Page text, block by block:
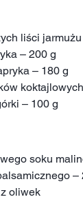
liści
– 200 g
– 180 g
– 100 g
soku
–
oliwek